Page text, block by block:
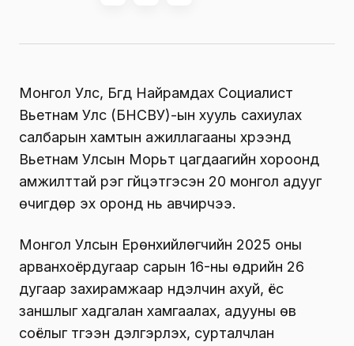
Монгол Улс, Бүгд Найрамдах Социалист
Вьетнам Улс (БНСВУ)-ын хууль сахиулах
салбарын хамтын ажиллагааны хүрээнд
Вьетнам Улсын Морьт цагдаагийн хороонд
амжилттай үүрэг гүйцэтгэсэн 20 монгол адууг
өчигдөр эх оронд нь авчирчээ.
Монгол Улсын Ерөнхийлөгчийн 2025 оны
арванхоёрдугаар сарын 16-ны өдрийн 26
дугаар захирамжаар нүүдэлчин ахуй, ёс
заншлыг хадгалан хамгаалах, адууны өв
соёлыг түгээн дэлгэрүүлэх, сурталчлан